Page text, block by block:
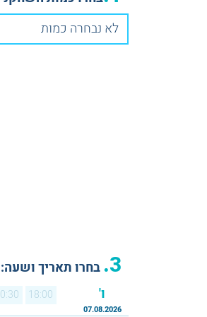
לא נבחרה כמות
3. בחרו תאריך ושעה:
ו'
07.08.2026
18:00